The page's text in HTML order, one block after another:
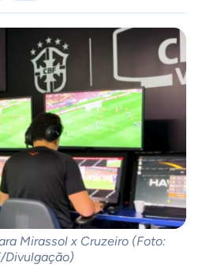
Mirassol x Cruzeiro (Foto:
Divulgação)